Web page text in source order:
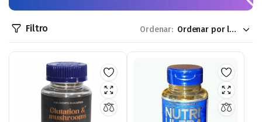
Filtro Ordenar: